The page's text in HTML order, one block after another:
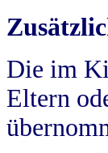
Die im
Eltern